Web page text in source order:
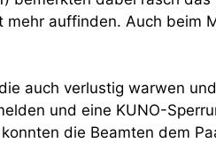
auffinden. Auch beim
auch verlustig warwen
und eine KUNO-
die Beamten dem